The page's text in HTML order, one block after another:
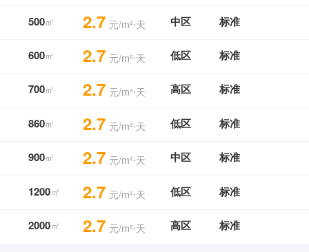
500㎡ 2.7 元/m²⋅天 中区 标准
600㎡ 2.7 元/m²⋅天 低区 标准
700㎡ 2.7 元/m²⋅天 高区 标准
860㎡ 2.7 元/m²⋅天 低区 标准
900㎡ 2.7 元/m²⋅天 中区 标准
1200㎡ 2.7 元/m²⋅天 低区 标准
2000㎡ 2.7 元/m²⋅天 高区 标准